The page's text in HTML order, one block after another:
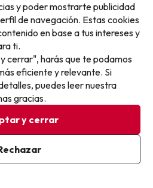
habitación estaba bien y tenía
disfrutar de unos días en familia.
sitios mejores y peores pero en
y estaba bien.
podría ser un poco mejor pero por
estaba muy bien.
y poder mostrarte publicidad
de navegación. Estas cookies
en base a tus intereses y
ti.
cerrar", harás que te podamos
eficiente y relevante. Si
puedes leer nuestra
gracias.
y cerrar